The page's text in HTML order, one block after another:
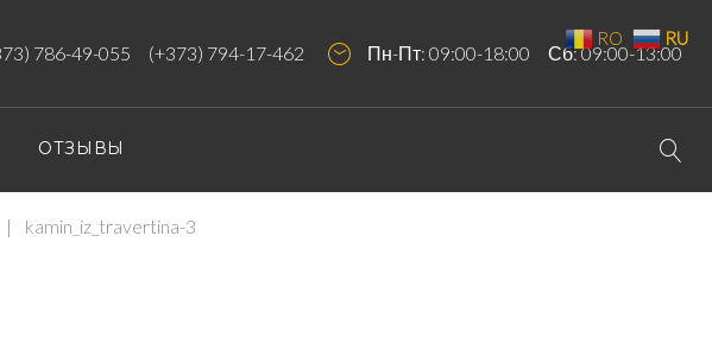
786-49-055 (+373) 794-17-462 Пн-Пт: 09:00-18:00 Сб: 09:00-13:00
ОТЗЫВЫ
| kamin_iz_travertina-3
RO RU